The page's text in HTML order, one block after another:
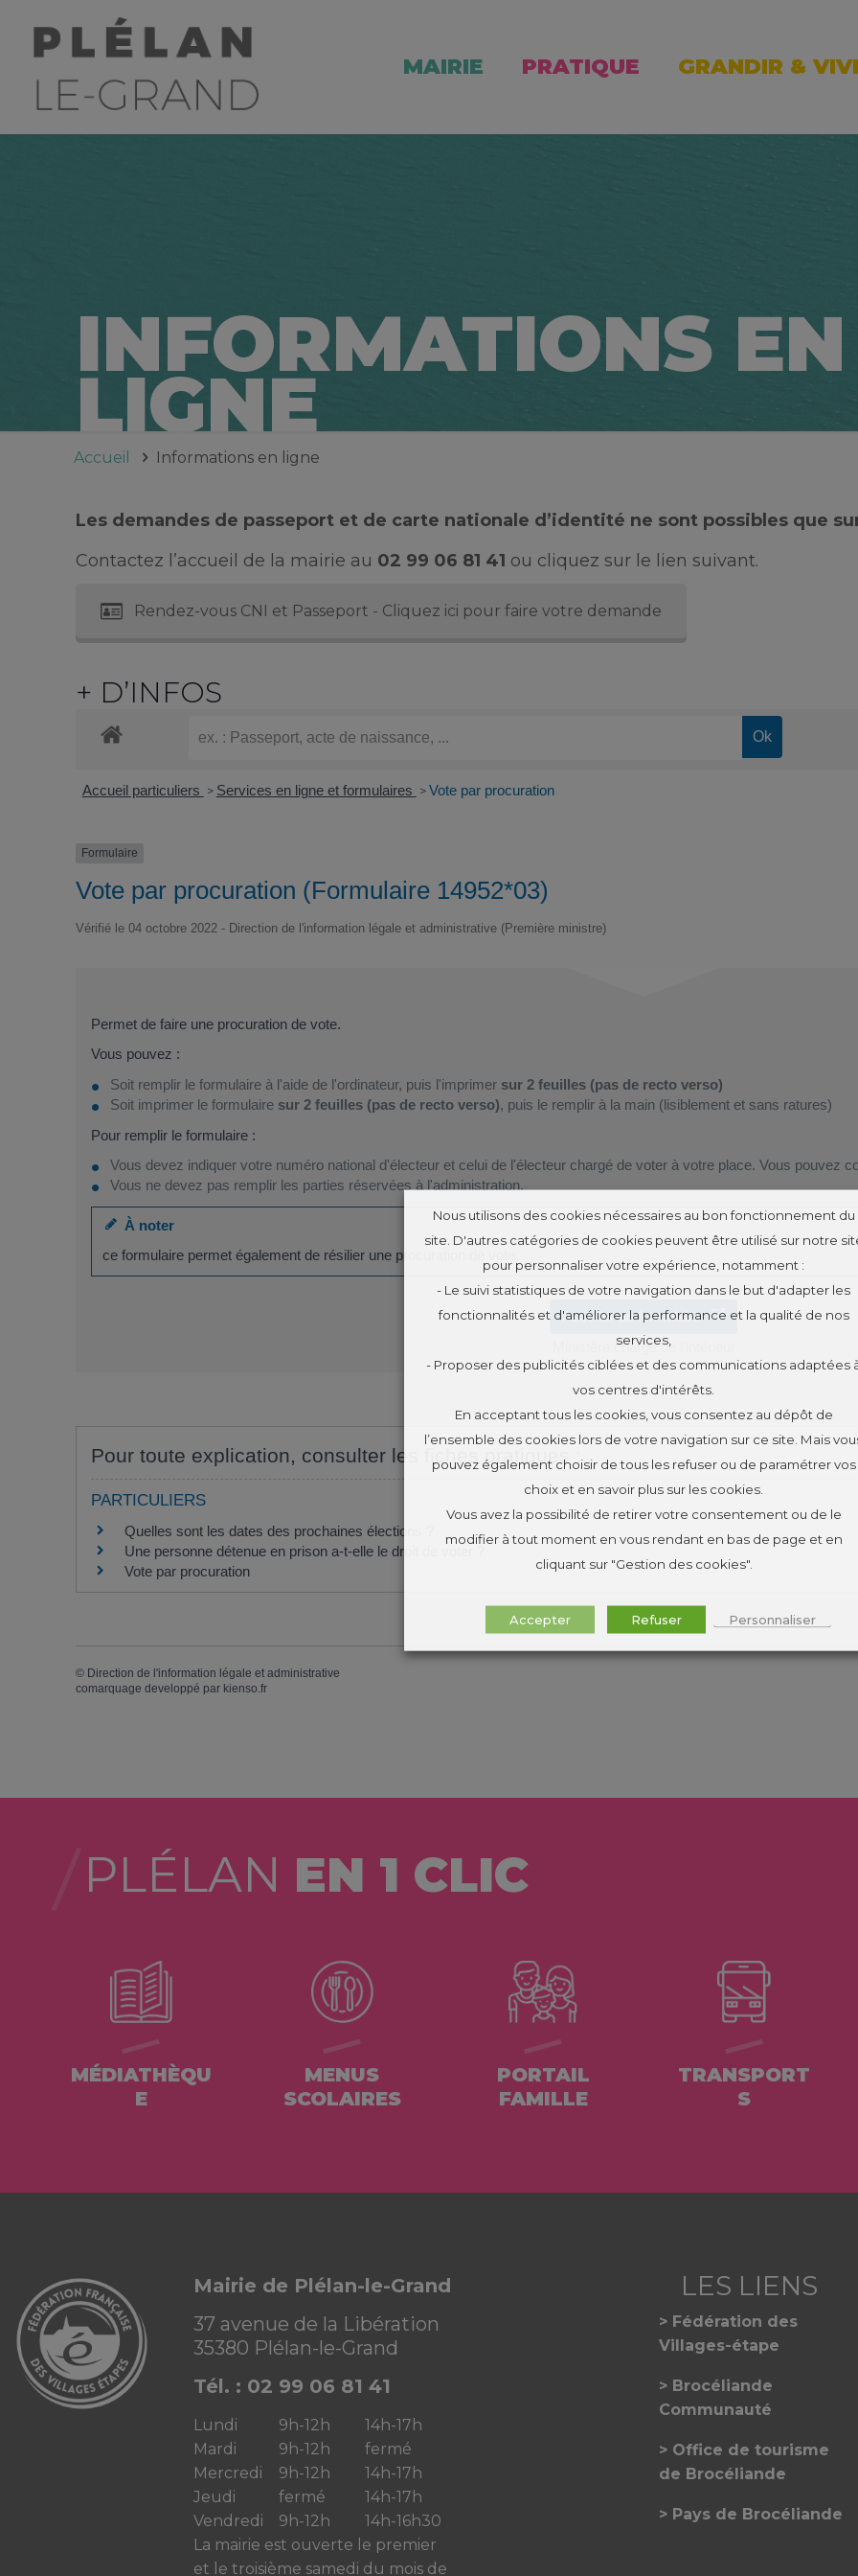
MAIRIE PRATIQUE GRANDIR &
INFORMATIONS EN
LIGNE
Accueil Informations en ligne
Les demandes de passeport et de carte nationale d’identité ne sont possibles que
Contactez l’accueil de la mairie au 02 99 06 81 41 ou cliquez sur le lien suivant.
Rendez-vous CNI et Passeport - Cliquez ici pour faire votre demande
+ D’INFOS
Accueil particuliers > Services en ligne et formulaires > Vote par procuration
Formulaire
Vote par procuration (Formulaire 14952*03)
Vérifié le 04 octobre 2022 - Direction de l'information légale et administrative (Première ministre)
Permet de faire une procuration de vote.
Vous pouvez :
Soit remplir le formulaire à l'aide de l'ordinateur, puis l'imprimer sur 2 feuilles (pas de recto verso)
Soit imprimer le formulaire sur 2 feuilles (pas de recto verso), puis le remplir à la main (lisiblement et sans ratures)
Pour remplir le formulaire :
Vous devez indiquer votre numéro national d'électeur et celui de l'électeur chargé de voter à votre place. Vous pouvez
Vous ne devez pas remplir les parties réservées à l'administration.
À noter
ce formulaire permet également de résilier une procuration de vote.
Accéder au formulaire
Ministère chargé de l'intérieur
Pour toute explication, consulter les fiches pratiques :
PARTICULIERS
Quelles sont les dates des prochaines élections ?
Une personne détenue en prison a-t-elle le droit de voter ?
Vote par procuration
© Direction de l'information légale et administrative
comarquage developpé par kienso.fr
PLÉLAN EN 1 CLIC
MÉDIATHÈQU
E
MENUS
SCOLAIRES
PORTAIL
FAMILLE
TRANSPORT
S
Mairie de Plélan-le-Grand
37 avenue de la Libération
35380 Plélan-le-Grand
Tél. : 02 99 06 81 41
Lundi 9h-12h
14h-17h
Mardi
9h-12h
fermé
Mercredi
9h-12h
14h-17h
Jeudi
fermé
14h-17h
Vendredi
9h-12h
14h-16h30
La mairie est ouverte le premier
et le troisième samedi du mois de
Fédération des
Villages-étape
Brocéliande
Communauté
Office de tourisme
de Brocéliande
Pays de Brocéliande
Nous utilisons des cookies nécessaires au bon fonctionnement du
site. D'autres catégories de cookies peuvent être utilisé sur notre
pour personnaliser votre expérience, notamment :
- Le suivi statistiques de votre navigation dans le but d'adapter les
fonctionnalités et d'améliorer la performance et la qualité de nos
services,
- Proposer des publicités ciblées et des communications adaptées
vos centres d'intérêts.
En acceptant tous les cookies, vous consentez au dépôt de
l’ensemble des cookies lors de votre navigation sur ce site. Mais
pouvez également choisir de tous les refuser ou de paramétrer vos
choix et en savoir plus sur les cookies.
Vous avez la possibilité de retirer votre consentement ou de le
modifier à tout moment en vous rendant en bas de page et en
cliquant sur "Gestion des cookies".
Accepter Refuser Personnaliser